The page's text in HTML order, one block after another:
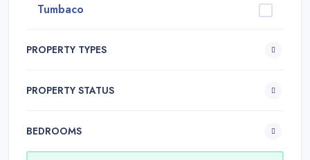
Tumbaco
PROPERTY TYPES
PROPERTY STATUS
BEDROOMS